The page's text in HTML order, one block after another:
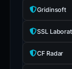
Gridinsoft
SSL
CF Radar